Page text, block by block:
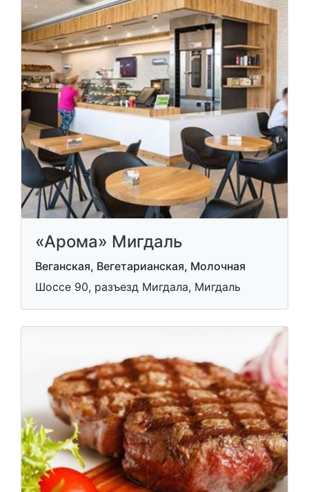
«Арома» Мигдаль
Веганская, Вегетарианская, Молочная
Шоссе 90, разъезд Мигдала, Мигдаль